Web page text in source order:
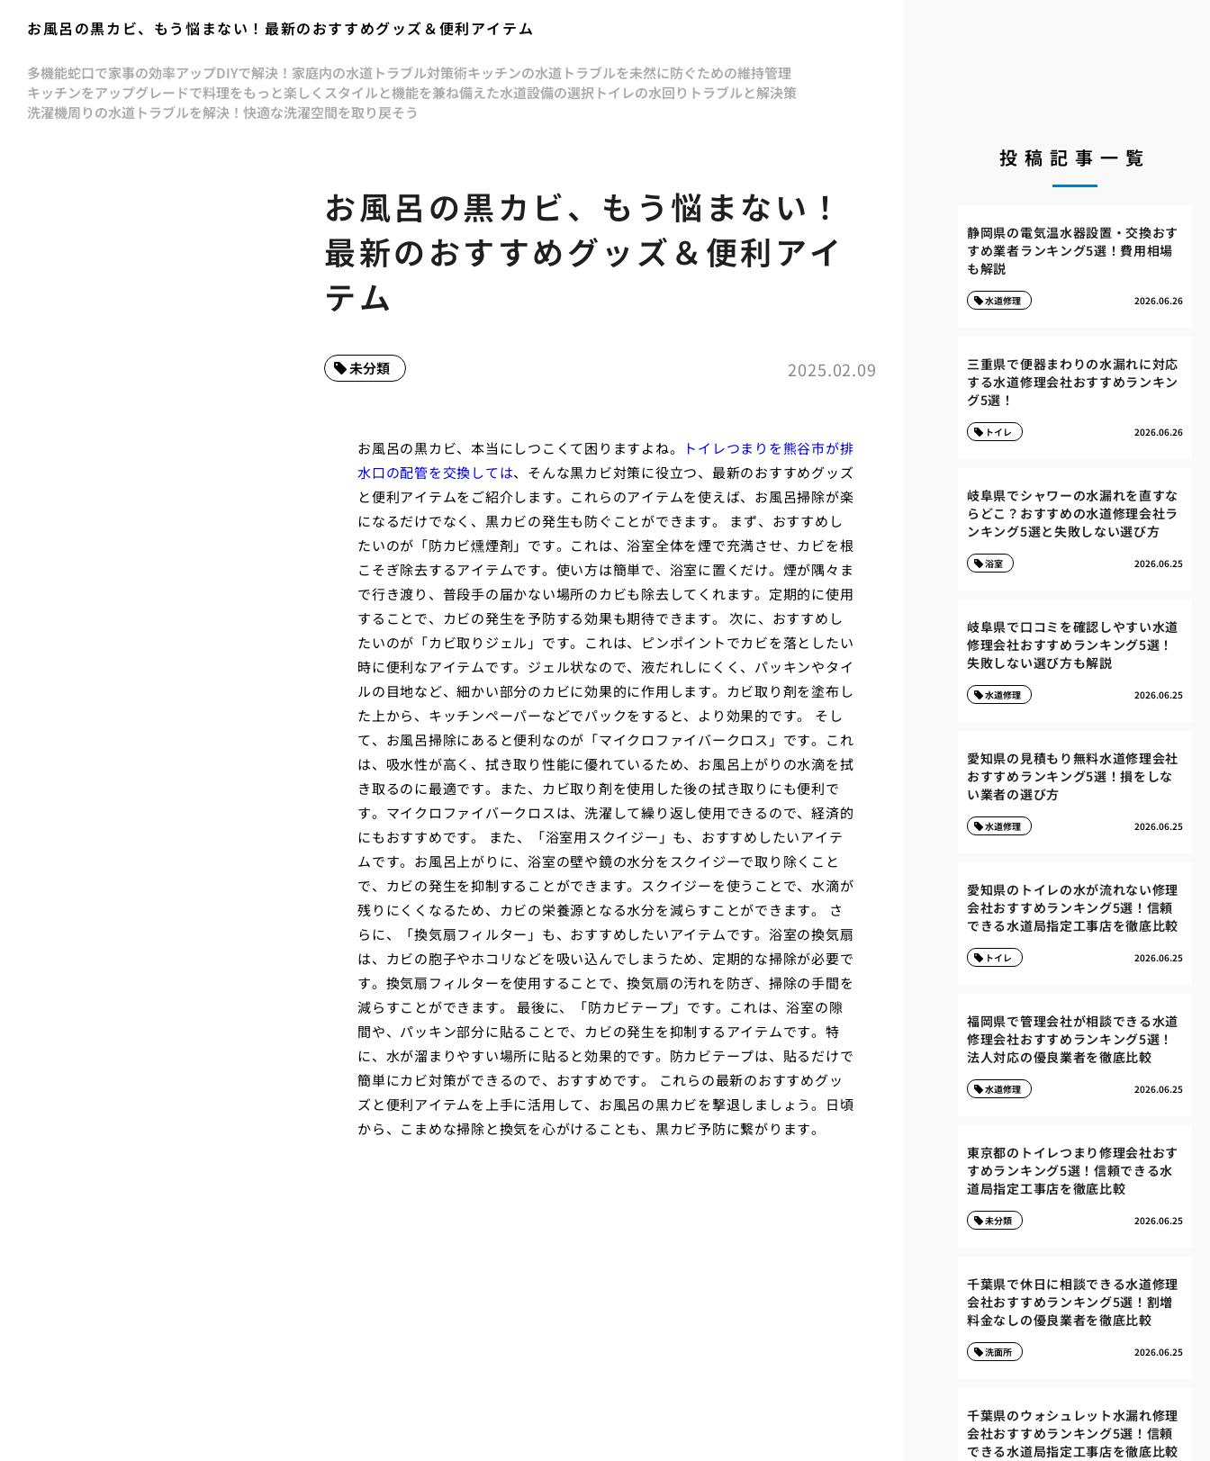
お風呂の黒カビ、もう悩まない！最新のおすすめグッズ＆便利アイテム
多機能蛇口で家事の効率アップDIYで解決！家庭内の水道トラブル対策術キッチンの水道トラブルを未然に防ぐための維持管理
キッチンをアップグレードで料理をもっと楽しく スタイルと機能を兼ね備えた水道設備の選択 トイレの水回りトラブルと解決策
洗濯機周りの水道トラブルを解決！快適な洗濯空間を取り戻そう
お風呂の黒カビ、もう悩まない！
最新のおすすめグッズ＆便利アイ
テム
2025.02.09
未分類
お風呂の黒カビ、本当にしつこくて困りますよね。
トイレつまりを熊谷市が排
水口の配管を交換しては、そんな黒カビ対策に役立つ、最新のおすすめグッズ
と便利アイテムをご紹介します。これらのアイテムを使えば、お風呂掃除が楽
になるだけでなく、黒カビの発生も防ぐことができます。 まず、おすすめし
たいのが「防カビ燻煙剤」です。これは、浴室全体を煙で充満させ、カビを根
こそぎ除去するアイテムです。使い方は簡単で、浴室に置くだけ。煙が隅々ま
で行き渡り、普段手の届かない場所のカビも除去してくれます。定期的に使用
することで、カビの発生を予防する効果も期待できます。 次に、おすすめし
たいのが「カビ取りジェル」です。これは、ピンポイントでカビを落としたい
時に便利なアイテムです。ジェル状なので、液だれしにくく、パッキンやタイ
ルの目地など、細かい部分のカビに効果的に作用します。カビ取り剤を塗布し
た上から、キッチンペーパーなどでパックをすると、より効果的です。 そし
て、お風呂掃除にあると便利なのが「マイクロファイバークロス」です。これ
は、吸水性が高く、拭き取り性能に優れているため、お風呂上がりの水滴を拭
き取るのに最適です。また、カビ取り剤を使用した後の拭き取りにも便利で
す。マイクロファイバークロスは、洗濯して繰り返し使用できるので、経済的
にもおすすめです。 また、「浴室用スクイジー」も、おすすめしたいアイテ
ムです。お風呂上がりに、浴室の壁や鏡の水分をスクイジーで取り除くこと
で、カビの発生を抑制することができます。スクイジーを使うことで、水滴が
残りにくくなるため、カビの栄養源となる水分を減らすことができます。 さ
らに、「換気扇フィルター」も、おすすめしたいアイテムです。浴室の換気扇
は、カビの胞子やホコリなどを吸い込んでしまうため、定期的な掃除が必要で
す。換気扇フィルターを使用することで、換気扇の汚れを防ぎ、掃除の手間を
減らすことができます。 最後に、「防カビテープ」です。これは、浴室の隙
間や、パッキン部分に貼ることで、カビの発生を抑制するアイテムです。特
に、水が溜まりやすい場所に貼ると効果的です。防カビテープは、貼るだけで
簡単にカビ対策ができるので、おすすめです。 これらの最新のおすすめグッ
ズと便利アイテムを上手に活用して、お風呂の黒カビを撃退しましょう。日頃
から、こまめな掃除と換気を心がけることも、黒カビ予防に繋がります。
投稿記事一覧
静岡県の電気温水器設置・交換おす
すめ業者ランキング5選！費用相場
も解説
2026.06.26
水道修理
三重県で便器まわりの水漏れに対応
する水道修理会社おすすめランキン
グ5選！
2026.06.26
トイレ
岐阜県でシャワーの水漏れを直すな
らどこ？おすすめの水道修理会社ラ
ンキング5選と失敗しない選び方
2026.06.25
浴室
岐阜県で口コミを確認しやすい水道
修理会社おすすめランキング5選！
失敗しない選び方も解説
2026.06.25
水道修理
愛知県の見積もり無料水道修理会社
おすすめランキング5選！損をしな
い業者の選び方
2026.06.25
水道修理
愛知県のトイレの水が流れない修理
会社おすすめランキング5選！信頼
できる水道局指定工事店を徹底比較
2026.06.25
トイレ
福岡県で管理会社が相談できる水道
修理会社おすすめランキング5選！
法人対応の優良業者を徹底比較
2026.06.25
水道修理
東京都のトイレつまり修理会社おす
すめランキング5選！信頼できる水
道局指定工事店を徹底比較
2026.06.25
未分類
千葉県で休日に相談できる水道修理
会社おすすめランキング5選！割増
料金なしの優良業者を徹底比較
2026.06.25
洗面所
千葉県のウォシュレット水漏れ修理
会社おすすめランキング5選！信頼
できる水道局指定工事店を徹底比較